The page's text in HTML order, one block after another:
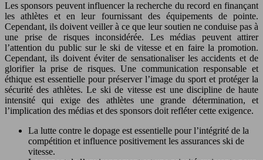
Les sponsors peuvent influencer la recherche du record en finançant
les athlètes et en leur fournissant des équipements de pointe.
Cependant, ils doivent veiller à ce que leur soutien ne conduise pas à
une prise de risques inconsidérée. Les médias peuvent attirer
l’attention du public sur le ski de vitesse et en faire la promotion.
Cependant, ils doivent éviter de sensationaliser les accidents et de
glorifier la prise de risques. Une communication responsable et
éthique est essentielle pour préserver l’image du sport et protéger la
sécurité des athlètes. Le ski de vitesse est une discipline de haute
intensité qui exige des athlètes une grande détermination, et
l’implication des médias et des sponsors doit refléter cette exigence.
La lutte contre le dopage est essentielle pour l’intégrité de la
compétition et influence positivement les assurances ski de
vitesse.